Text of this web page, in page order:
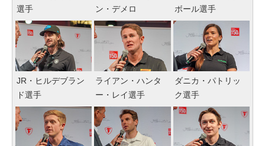
選手
ン・デメロ
ボール選手
JR・ヒルデブラン
ド選手
ライアン・ハンタ
ー・レイ選手
ダニカ・パトリッ
ク選手